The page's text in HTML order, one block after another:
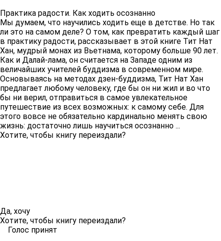
Практика радости. Как ходить осознанно
Мы думаем, что научились ходить еще в детстве. Но так
ли это на самом деле? О том, как превратить каждый шаг
в практику радости, рассказывает в этой книге Тит Нат
Хан, мудрый монах из Вьетнама, которому больше 90 лет.
Как и Далай-лама, он считается на Западе одним из
величайших учителей буддизма в современном мире.
Основываясь на методах дзен-буддизма, Тит Нат Хан
предлагает любому человеку, где бы он ни жил и во что
бы ни верил, отправиться в самое увлекательное
путешествие из всех возможных: к самому себе. Для
этого вовсе не обязательно кардинально менять свою
жизнь: достаточно лишь научиться осознанно ...
Хотите, чтобы книгу переиздали?
Да, хочу
Хотите, чтобы книгу переиздали?
Голос принят